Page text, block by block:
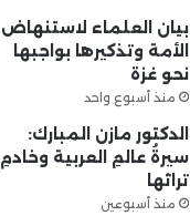
بيان العلماء لاستنهاض
الأمة وتذكيرها بواجبها
نحو غزة
منذ أسبوع واحد
الدكتور مازن المبارك:
سيرةُ عالمِ العربية وخادمِ
تراثها
منذ أسبوعين